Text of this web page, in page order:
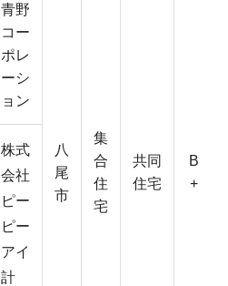
青野
コー
ポレ
ーシ
ョン
八
尾
市
集
合
住
宅
共同
住宅
B
+
株式
会社
ピー
ピー
アイ
計